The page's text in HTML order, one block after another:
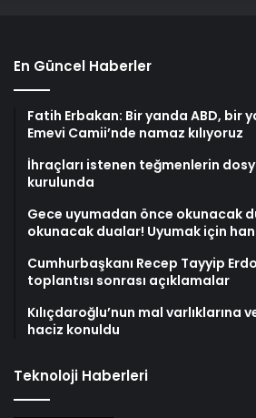
En Güncel Haberler
Fatih Erbakan: Bir yanda ABD, bir
Emevi Camii’nde namaz kılıyoruz
İhraçları istenen teğmenlerin
kurulunda
Gece uyumadan önce okunacak
okunacak dualar! Uyumak için
Cumhurbaşkanı Recep Tayyip
toplantısı sonrası açıklamalar
Kılıçdaroğlu’nun mal varlıklarına
haciz konuldu
Teknoloji Haberleri